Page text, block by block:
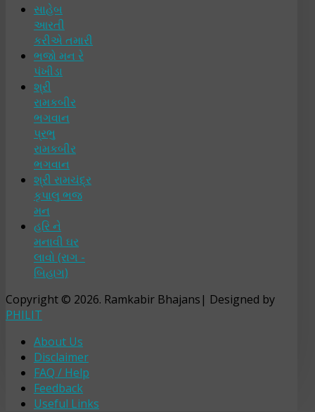
સાહેબ
આરતી
કરીએ તમારી
ભજો મન રે
પંખીડા
શ્રી
રામકબીર
ભગવાન
પ્રભુ
રામકબીર
ભગવાન
શ્રી રામચંદ્ર
કૃપાલુ ભજ
મન
હરિ ને
મનાવી ઘર
લાવો (રાગ -
બિહાગ)
Copyright © 2026. Ramkabir Bhajans| Designed by
PHILIT
About Us
Disclaimer
FAQ / Help
Feedback
Useful Links